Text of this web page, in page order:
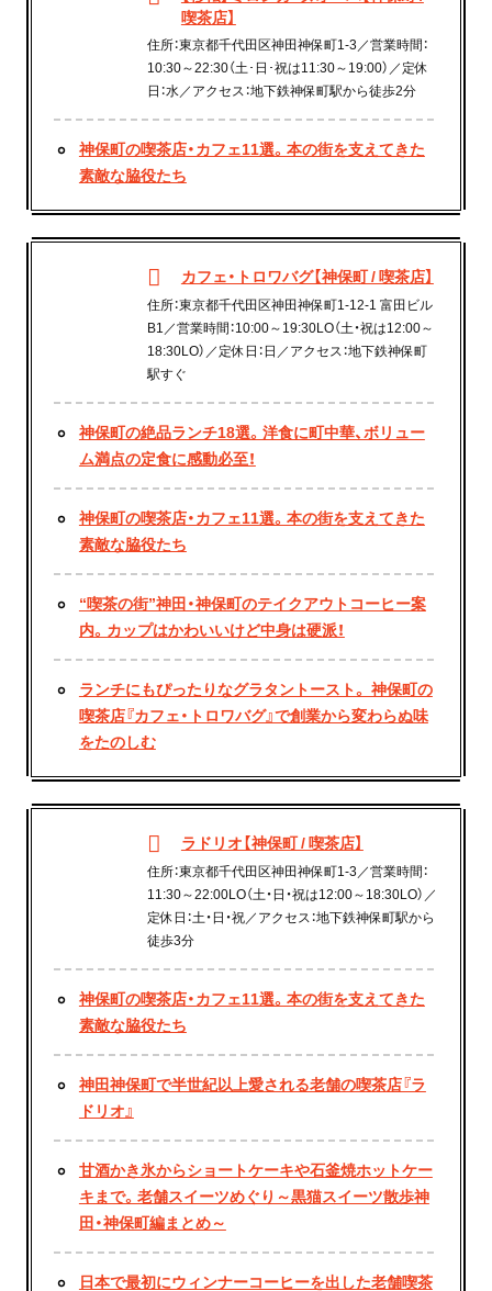
喫茶店】
住所：東京都千代田区神田神保町1-3／営業時間：
10:30～22:30（土･日･祝は11:30～19:00）／定休
日：水／アクセス：地下鉄神保町駅から徒歩2分
神保町の喫茶店・カフェ11選。本の街を支えてきた
素敵な脇役たち
カフェ・トロワバグ【神保町 / 喫茶店】
住所：東京都千代田区神田神保町1-12-1 富田ビル
B1／営業時間：10:00～19:30LO（土・祝は12:00～
18:30LO）／定休日：日／アクセス：地下鉄神保町
駅すぐ
神保町の絶品ランチ18選。洋食に町中華、ボリュー
ム満点の定食に感動必至！
神保町の喫茶店・カフェ11選。本の街を支えてきた
素敵な脇役たち
“喫茶の街”神田・神保町のテイクアウトコーヒー案
内。カップはかわいいけど中身は硬派！
ランチにもぴったりなグラタントースト。 神保町の
喫茶店『カフェ・トロワバグ』で創業から変わらぬ味
をたのしむ
ラドリオ【神保町 / 喫茶店】
住所：東京都千代田区神田神保町1-3／営業時間：
11:30～22:00LO（土・日・祝は12:00～18:30LO）／
定休日：土・日・祝／アクセス：地下鉄神保町駅から
徒歩3分
神保町の喫茶店・カフェ11選。本の街を支えてきた
素敵な脇役たち
神田神保町で半世紀以上愛される老舗の喫茶店『ラ
ドリオ』
甘酒かき氷からショートケーキや石釜焼ホットケー
キまで。老舗スイーツめぐり～黒猫スイーツ散歩神
田・神保町編まとめ～
日本で最初にウィンナーコーヒーを出した老舗喫茶